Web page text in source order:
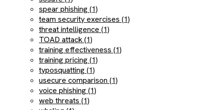
spear phishing (1)
team security exercises (1)
threat intelligence (1)
TOAD attack (1)
training effectiveness (1)
training pricing (1)
typosquatting (1)
usecure comparison (1)
voice phishing (1)
web threats (1)